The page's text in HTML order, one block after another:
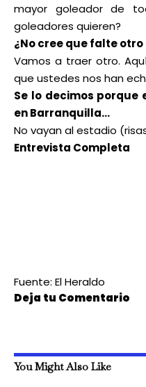
mayor goleador de
goleadores quieren?
¿No cree que falte
Vamos a traer otro.
que ustedes nos han
Se lo decimos porque
en Barranquilla…
No vayan al estadio
Entrevista Completa
Fuente: El Heraldo
Deja tu Comentario
You Might Also Like